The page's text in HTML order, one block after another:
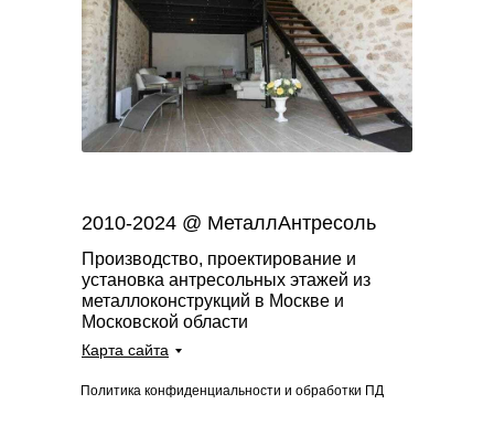
2010-2024 @ МеталлАнтресоль
Производство, проектирование и
установка антресольных этажей из
металлоконструкций в Москве и
Московской области
Политика конфиденциальности и обработки ПД
Карта сайта